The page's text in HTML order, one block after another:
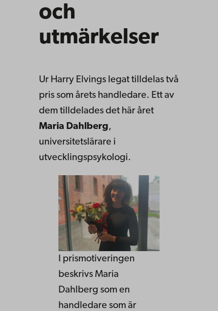
och
utmärkelser
Ur Harry Elvings legat tilldelas två
pris som årets handledare. Ett av
dem tilldelades det här året
Maria Dahlberg,
universitetslärare i
utvecklingspsykologi.
I prismotiveringen
beskrivs Maria
Dahlberg som en
handledare som är